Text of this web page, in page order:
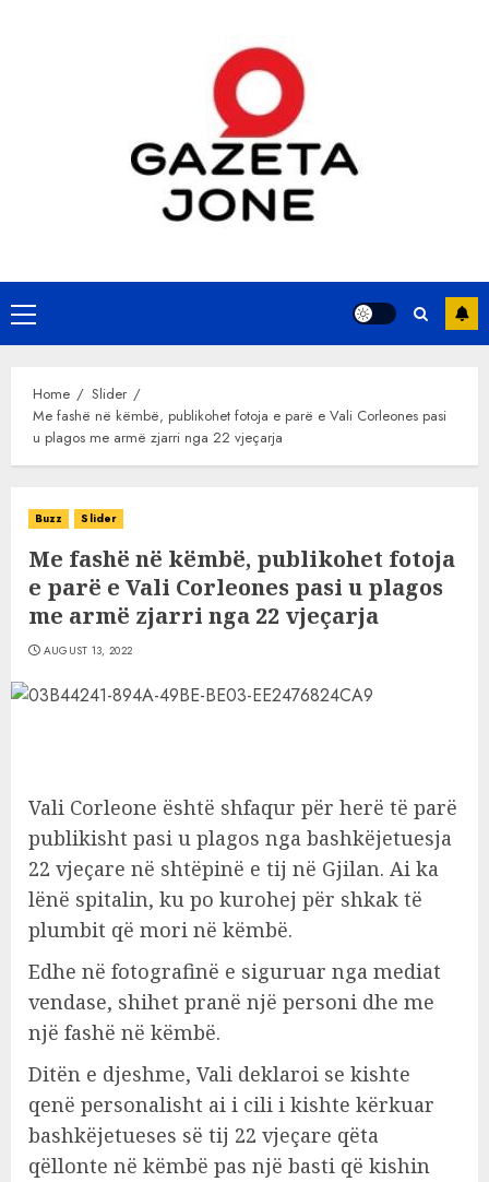
Primary
Menu
Home
Slider
Me fashë në këmbë, publikohet fotoja e parë e Vali Corleones pasi
u plagos me armë zjarri nga 22 vjeçarja
Buzz Slider
Me fashë në këmbë, publikohet fotoja
e parë e Vali Corleones pasi u plagos
me armë zjarri nga 22 vjeçarja
AUGUST 13, 2022
Vali Corleone është shfaqur për herë të parë
publikisht pasi u plagos nga bashkëjetuesja
22 vjeçare në shtëpinë e tij në Gjilan. Ai ka
lënë spitalin, ku po kurohej për shkak të
plumbit që mori në këmbë.
Edhe në fotografinë e siguruar nga mediat
vendase, shihet pranë një personi dhe me
një fashë në këmbë.
Ditën e djeshme, Vali deklaroi se kishte
qenë personalisht ai i cili i kishte kërkuar
bashkëjetueses së tij 22 vjeçare qëta
qëllonte në këmbë pas një basti që kishin